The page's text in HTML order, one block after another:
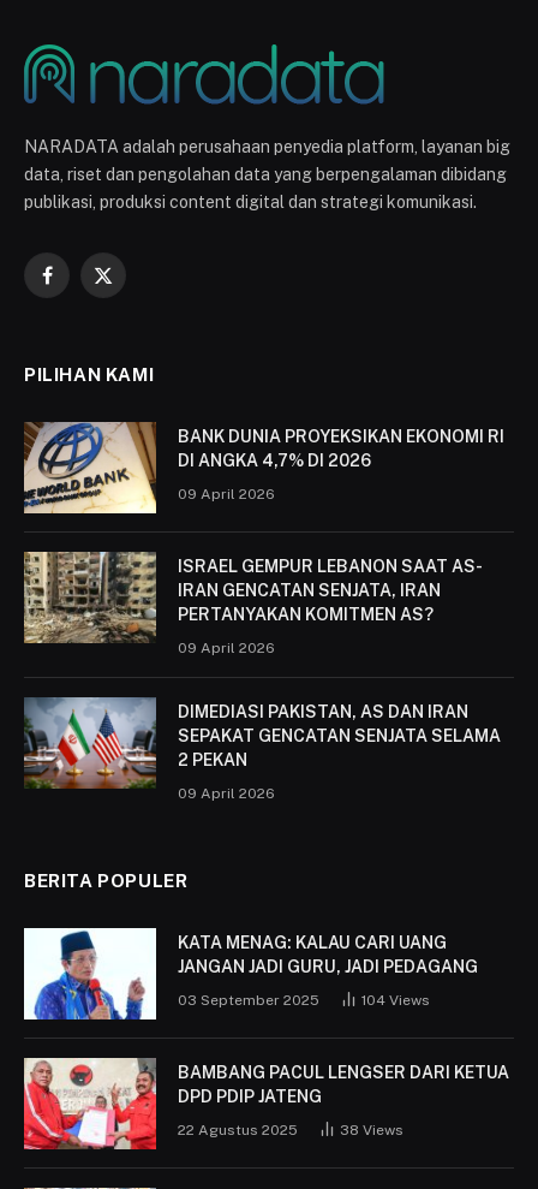
NARADATA adalah perusahaan penyedia platform, layanan big
data, riset dan pengolahan data yang berpengalaman dibidang
publikasi, produksi content digital dan strategi komunikasi.
Facebook
X
PILIHAN KAMI
BANK DUNIA PROYEKSIKAN EKONOMI RI
DI ANGKA 4,7% DI 2026
09 April 2026
ISRAEL GEMPUR LEBANON SAAT AS-
IRAN GENCATAN SENJATA, IRAN
PERTANYAKAN KOMITMEN AS?
09 April 2026
DIMEDIASI PAKISTAN, AS DAN IRAN
SEPAKAT GENCATAN SENJATA SELAMA
2 PEKAN
09 April 2026
BERITA POPULER
KATA MENAG: KALAU CARI UANG
JANGAN JADI GURU, JADI PEDAGANG
03 September 2025 104 Views
BAMBANG PACUL LENGSER DARI KETUA
DPD PDIP JATENG
22 Agustus 2025 38 Views